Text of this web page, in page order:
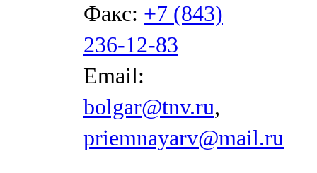
Факс: +7 (843)
236-12-83
Email:
bolgar@tnv.ru,
priemnayarv@mail.ru